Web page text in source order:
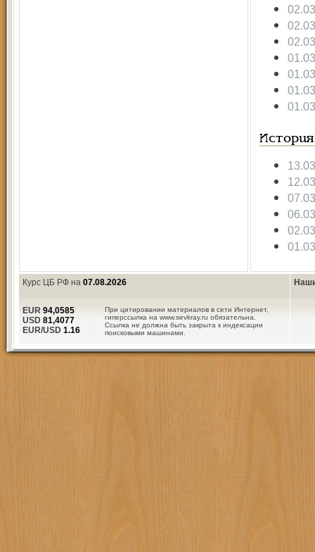
История
Курс ЦБ РФ на 07.08.2026
При цитировании материалов в сети Интернет,
гиперссылка на www.sevkray.ru обязательна.
Ссылка не должна быть закрыта к индексации
поисковыми машинами.
EUR 94,0585
USD 81,4077
EUR/USD 1.16